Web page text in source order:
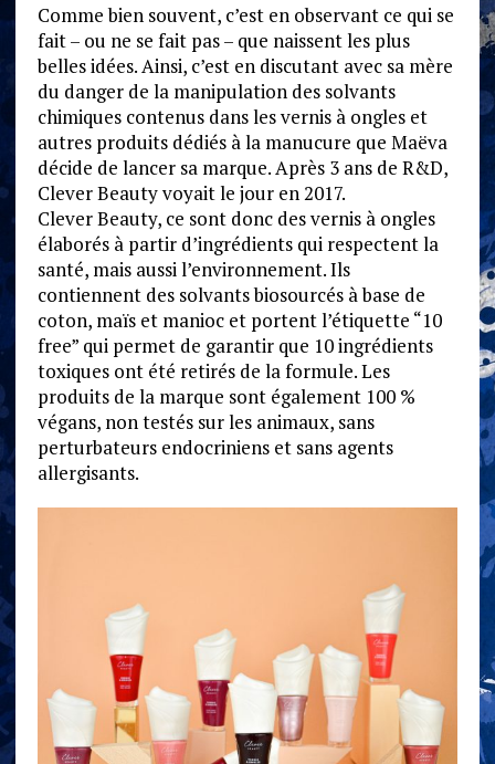
Comme bien souvent, c’est en observant ce qui se
fait – ou ne se fait pas – que naissent les plus
belles idées. Ainsi, c’est en discutant avec sa mère
du danger de la manipulation des solvants
chimiques contenus dans les vernis à ongles et
autres produits dédiés à la manucure que Maëva
décide de lancer sa marque. Après 3 ans de R&D,
Clever Beauty voyait le jour en 2017.
Clever Beauty, ce sont donc des vernis à ongles
élaborés à partir d’ingrédients qui respectent la
santé, mais aussi l’environnement. Ils
contiennent des solvants biosourcés à base de
coton, maïs et manioc et portent l’étiquette “10
free” qui permet de garantir que 10 ingrédients
toxiques ont été retirés de la formule. Les
produits de la marque sont également 100 %
végans, non testés sur les animaux, sans
perturbateurs endocriniens et sans agents
allergisants.